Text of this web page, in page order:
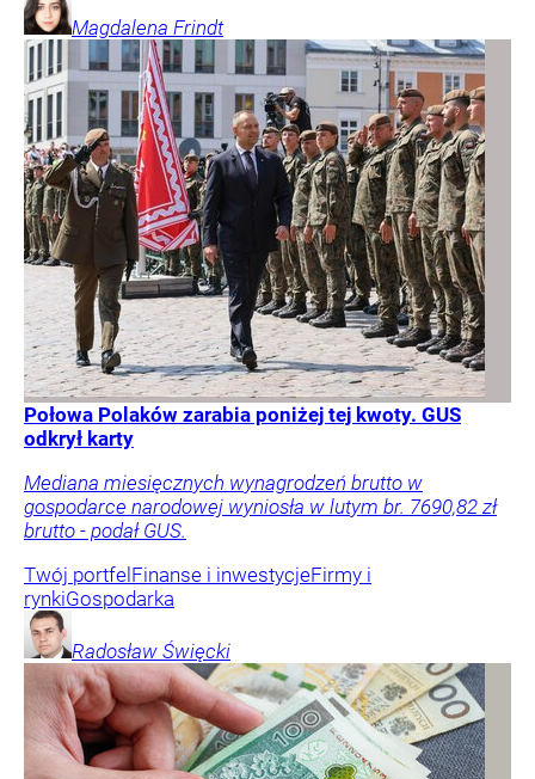
Magdalena Frindt
Połowa Polaków zarabia poniżej tej kwoty. GUS
odkrył karty
Mediana miesięcznych wynagrodzeń brutto w
gospodarce narodowej wyniosła w lutym br. 7690,82 zł
brutto - podał GUS.
Twój portfelFinanse i inwestycjeFirmy i
rynkiGospodarka
Radosław Święcki